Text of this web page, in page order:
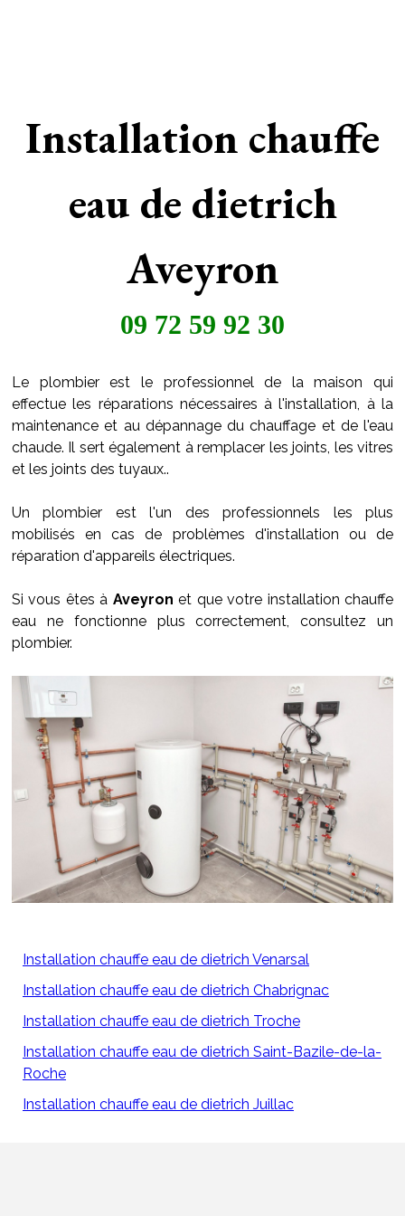
Installation chauffe
eau de dietrich
Aveyron
09 72 59 92 30
Le plombier est le professionnel de la maison qui
effectue les réparations nécessaires à l'installation, à la
maintenance et au dépannage du chauffage et de l'eau
chaude. Il sert également à remplacer les joints, les vitres
et les joints des tuyaux..
Un plombier est l'un des professionnels les plus
mobilisés en cas de problèmes d'installation ou de
réparation d'appareils électriques.
Si vous êtes à Aveyron et que votre installation chauffe
eau ne fonctionne plus correctement, consultez un
plombier.
Installation chauffe eau de dietrich Venarsal
Installation chauffe eau de dietrich Chabrignac
Installation chauffe eau de dietrich Troche
Installation chauffe eau de dietrich Saint-Bazile-de-la-
Roche
Installation chauffe eau de dietrich Juillac